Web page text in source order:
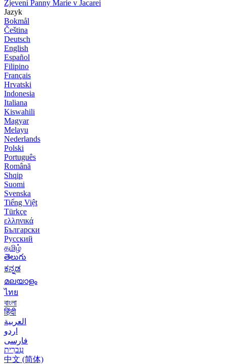
Zjevení Panny Marie v Jacarei
Jazyk
Bokmål
Čeština
Deutsch
English
Español
Filipino
Français
Hrvatski
Indonesia
Italiana
Kiswahili
Magyar
Melayu
Nederlands
Polski
Português
Română
Shqip
Suomi
Svenska
Tiếng Việt
Türkçe
ελληνικά
Български
Русский
தமிழ்
తెలుగు
ಕನ್ನಡ
മലയാളം
ไทย
বাংলা
हिंदी
العربية
اردو
فارسی
עִברִית
中文 (简体)